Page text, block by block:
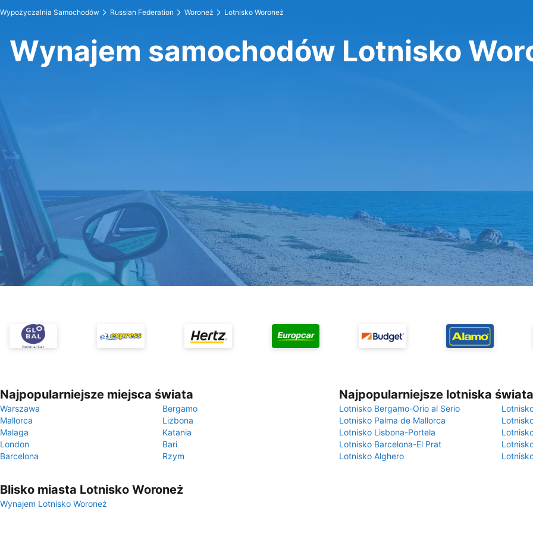
Wypożyczalnia Samochodów Russian Federation Woroneż Lotnisko Woroneż
Wynajem samochodów Lotnisko
Najpopularniejsze miejsca świata
Warszawa
Bergamo
Mallorca
Lizbona
Malaga
Katania
London
Bari
Barcelona
Rzym
Najpopularniejsze lotniska świata
Lotnisko Bergamo-Orio al Serio
Lotnisko Palma de Mallorca
Lotnisko Lisbona-Portela
Lotnisko Barcelona-El Prat
Lotnisko Alghero
Blisko miasta Lotnisko Woroneż
Wynajem Lotnisko Woroneż